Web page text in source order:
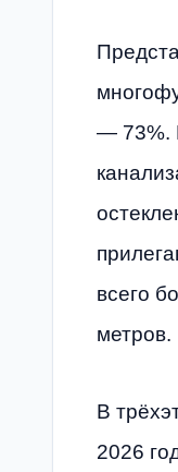
— 73%.
всего
метров.
В
2026